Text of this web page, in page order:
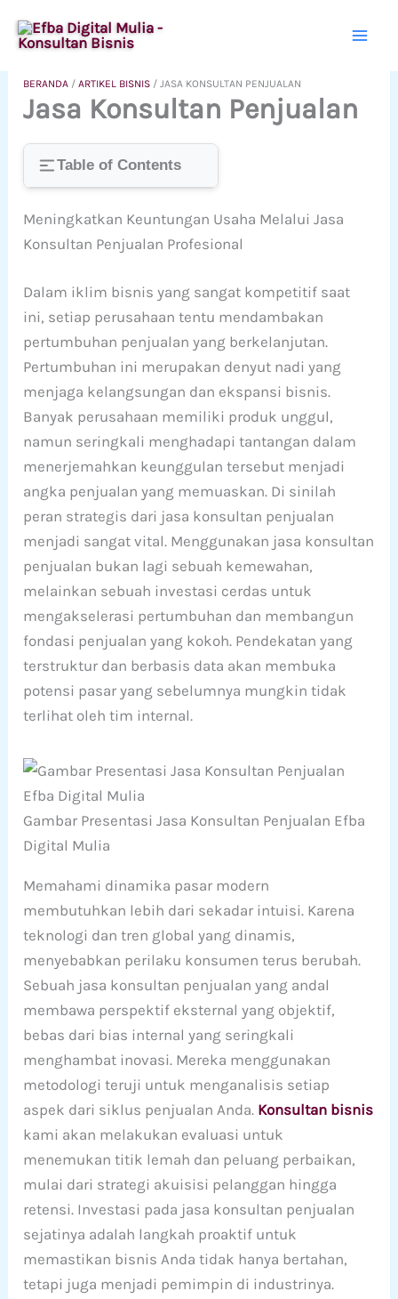
ke
BERANDA /ARTIKEL BISNIS /JASA KONSULTAN PENJUALAN
Jasa Konsultan Penjualan
Table of Contents
Meningkatkan Keuntungan Usaha Melalui Jasa
Konsultan Penjualan Profesional
Dalam iklim bisnis yang sangat kompetitif saat
ini, setiap perusahaan tentu mendambakan
pertumbuhan penjualan yang berkelanjutan.
Pertumbuhan ini merupakan denyut nadi yang
menjaga kelangsungan dan ekspansi bisnis.
Banyak perusahaan memiliki produk unggul,
namun seringkali menghadapi tantangan dalam
menerjemahkan keunggulan tersebut menjadi
angka penjualan yang memuaskan. Di sinilah
peran strategis dari jasa konsultan penjualan
menjadi sangat vital. Menggunakan jasa konsultan
penjualan bukan lagi sebuah kemewahan,
melainkan sebuah investasi cerdas untuk
mengakselerasi pertumbuhan dan membangun
fondasi penjualan yang kokoh. Pendekatan yang
terstruktur dan berbasis data akan membuka
potensi pasar yang sebelumnya mungkin tidak
terlihat oleh tim internal.
Gambar Presentasi Jasa Konsultan Penjualan Efba
Digital Mulia
Memahami dinamika pasar modern
membutuhkan lebih dari sekadar intuisi. Karena
teknologi dan tren global yang dinamis,
menyebabkan perilaku konsumen terus berubah.
Sebuah jasa konsultan penjualan yang andal
membawa perspektif eksternal yang objektif,
bebas dari bias internal yang seringkali
menghambat inovasi. Mereka menggunakan
metodologi teruji untuk menganalisis setiap
aspek dari siklus penjualan Anda. Konsultan bisnis
kami akan melakukan evaluasi untuk
menemukan titik lemah dan peluang perbaikan,
mulai dari strategi akuisisi pelanggan hingga
retensi. Investasi pada jasa konsultan penjualan
sejatinya adalah langkah proaktif untuk
memastikan bisnis Anda tidak hanya bertahan,
tetapi juga menjadi pemimpin di industrinya.